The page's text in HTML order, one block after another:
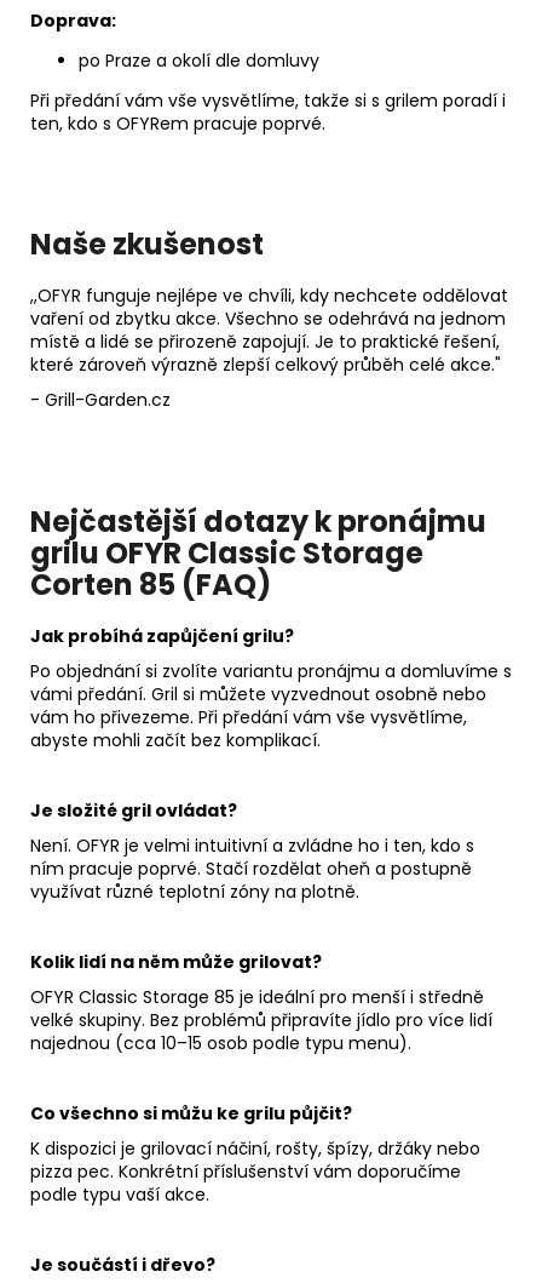
Doprava:
po Praze a okolí dle domluvy
Při předání vám vše vysvětlíme, takže si s grilem poradí i
ten, kdo s OFYRem pracuje poprvé.
Naše zkušenost
,,OFYR funguje nejlépe ve chvíli, kdy nechcete oddělovat
vaření od zbytku akce. Všechno se odehrává na jednom
místě a lidé se přirozeně zapojují. Je to praktické řešení,
které zároveň výrazně zlepší celkový průběh celé akce."
- Grill-Garden.cz
Nejčastější dotazy k pronájmu
grilu OFYR Classic Storage
Corten 85 (FAQ)
Jak probíhá zapůjčení grilu?
Po objednání si zvolíte variantu pronájmu a domluvíme s
vámi předání. Gril si můžete vyzvednout osobně nebo
vám ho přivezeme. Při předání vám vše vysvětlíme,
abyste mohli začít bez komplikací.
Je složité gril ovládat?
Není. OFYR je velmi intuitivní a zvládne ho i ten, kdo s
ním pracuje poprvé. Stačí rozdělat oheň a postupně
využívat různé teplotní zóny na plotně.
Kolik lidí na něm může grilovat?
OFYR Classic Storage 85 je ideální pro menší i středně
velké skupiny. Bez problémů připravíte jídlo pro více lidí
najednou (cca 10–15 osob podle typu menu).
Co všechno si můžu ke grilu půjčit?
K dispozici je grilovací náčiní, rošty, špízy, držáky nebo
pizza pec. Konkrétní příslušenství vám doporučíme
podle typu vaší akce.
Je součástí i dřevo?